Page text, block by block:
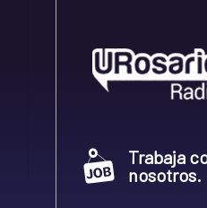
Trabaja
nosotros.